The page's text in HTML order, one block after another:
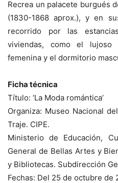
Recrea un palacete burgués
(1830-1868 aprox.), y en
recorrido por las
viviendas, como el
femenina y el dormitorio
Ficha técnica
Título: ‘La Moda romántica’
Organiza: Museo Nacional
Traje. CIPE.
Ministerio de Educación,
General de Bellas Artes y
y Bibliotecas. Subdirección
Fechas: Del 25 de octubre de